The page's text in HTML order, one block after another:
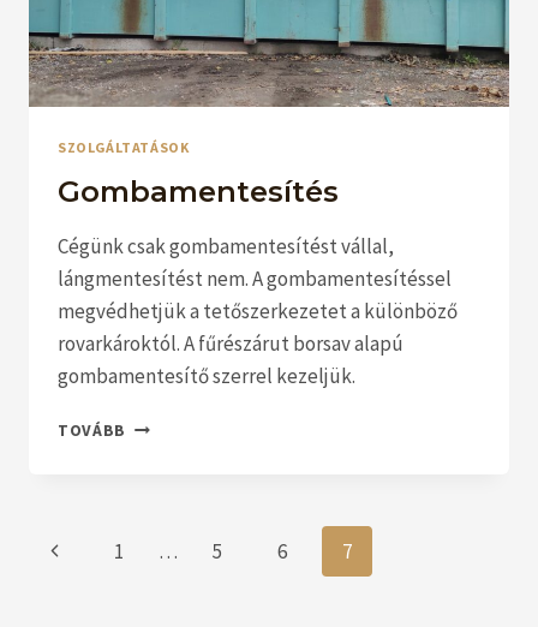
SZOLGÁLTATÁSOK
Gombamentesítés
Cégünk csak gombamentesítést vállal,
lángmentesítést nem. A gombamentesítéssel
megvédhetjük a tetőszerkezetet a különböző
rovarkároktól. A fűrészárut borsav alapú
gombamentesítő szerrel kezeljük.
TOVÁBB GOMBAMENTESÍTÉS
Page
Previous1 … 5 6 7